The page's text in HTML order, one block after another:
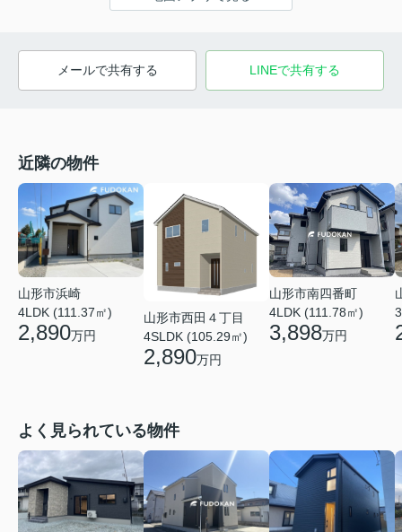
メールで共有する LINEで共有する
近隣の物件
山形市浜崎
4LDK (111.37㎡)
2,890万円
山形市西田４丁目
4SLDK (105.29㎡)
2,890万円
山形市南四番町
4LDK (111.78㎡)
3,898万円
よく見られている物件